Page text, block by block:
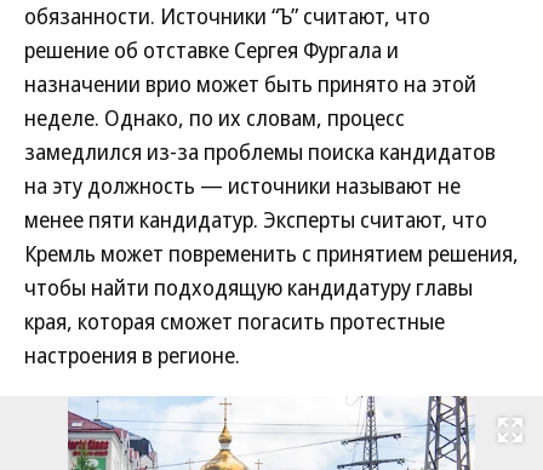
обязанности. Источники “Ъ” считают, что
решение об отставке Сергея Фургала и
назначении врио может быть принято на этой
неделе. Однако, по их словам, процесс
замедлился из-за проблемы поиска кандидатов
на эту должность — источники называют не
менее пяти кандидатур. Эксперты считают, что
Кремль может повременить с принятием решения,
чтобы найти подходящую кандидатуру главы
края, которая сможет погасить протестные
настроения в регионе.
Развернуть